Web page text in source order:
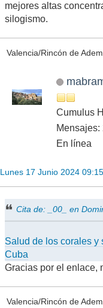
mejores altas
silogismo.
Valencia/Rincón de
Cumulus
Mensajes:
En línea
Lunes 17 Junio 2024
Cita de: _00_ en
Salud de los corales y
Cuba
Gracias por el enlace,
Valencia/Rincón de